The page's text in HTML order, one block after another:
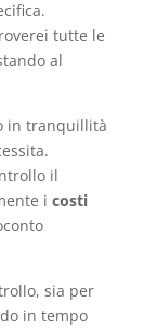
tutte le
al
in tranquillità
il
i costi
sia per
in tempo